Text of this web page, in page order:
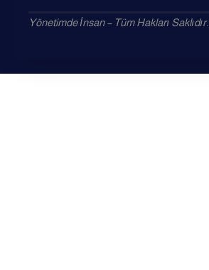
Yönetimde İnsan – Tüm Hakları Saklıdır.